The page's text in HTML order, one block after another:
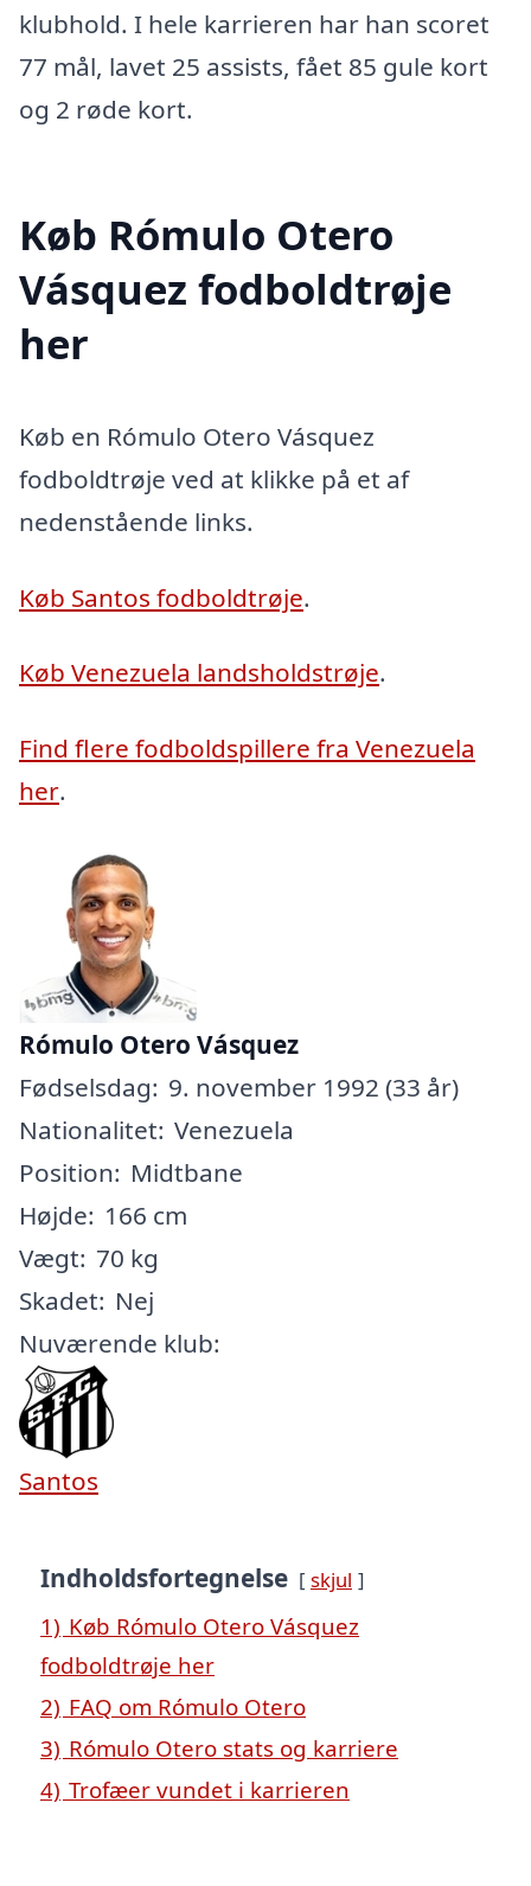
klubhold. I hele karrieren har han scoret
77 mål, lavet 25 assists, fået 85 gule kort
og 2 røde kort.
Køb Rómulo Otero
Vásquez fodboldtrøje
her
Køb en Rómulo Otero Vásquez
fodboldtrøje ved at klikke på et af
nedenstående links.
Køb Santos fodboldtrøje.
Køb Venezuela landsholdstrøje.
Find flere fodboldspillere fra Venezuela
her.
Rómulo Otero Vásquez
Fødselsdag: 9. november 1992 (33 år)
Nationalitet: Venezuela
Position: Midtbane
Højde: 166 cm
Vægt: 70 kg
Skadet: Nej
Nuværende klub:
Santos
Indholdsfortegnelse skjul
1) Køb Rómulo Otero Vásquez
fodboldtrøje her
2) FAQ om Rómulo Otero
3) Rómulo Otero stats og karriere
4) Trofæer vundet i karrieren